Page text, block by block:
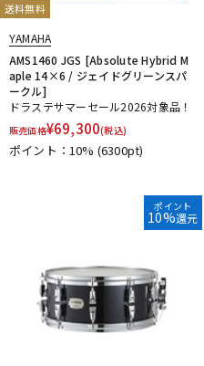
送料無料
YAMAHA
AMS1460 JGS [Absolute Hybrid M
aple 14×6 / ジェイドグリーンスパ
ークル]
ドラステサマーセール2026対象品！
販売価格¥69,300(税込)
ポイント：10% (6300pt)
ポイント
10%還元